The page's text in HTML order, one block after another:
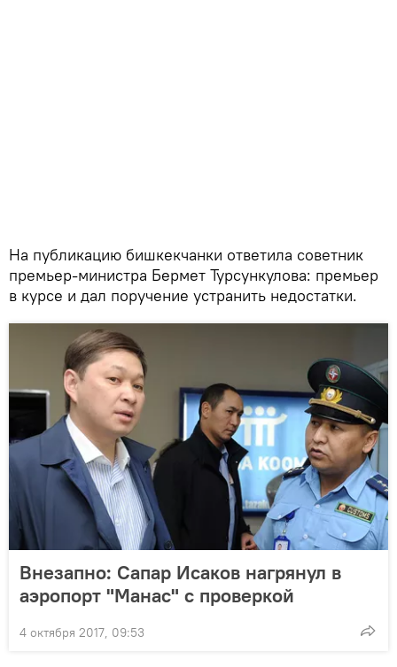
На публикацию бишкекчанки ответила советник
премьер-министра Бермет Турсункулова: премьер
в курсе и дал поручение устранить недостатки.
Внезапно: Сапар Исаков нагрянул в
аэропорт "Манас" с проверкой
4 октября 2017, 09:53